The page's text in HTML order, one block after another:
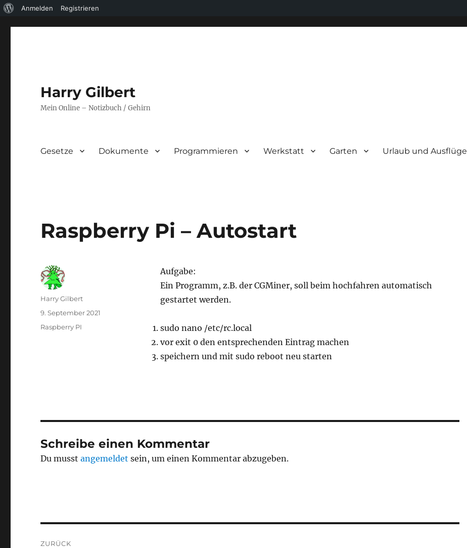
Über
Anmelden Registrieren
Harry Gilbert
Mein Online – Notizbuch / Gehirn
Gesetze Dokumente Programmieren Werkstatt Garten Urlaub und Ausflüge
Raspberry Pi – Autostart
Aufgabe:
Ein Programm, z.B. der CGMiner, soll beim hochfahren automatisch
gestartet werden.
sudo nano /etc/rc.local
vor exit 0 den entsprechenden Eintrag machen
speichern und mit sudo reboot neu starten
Autor
Harry Gilbert
Veröffentlicht
9. September 2021
Kategorien
Raspberry PI
Schreibe einen Kommentar
Du musstangemeldet sein, um einen Kommentar abzugeben.
ZURÜCK